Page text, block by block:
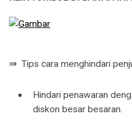
⇛ Tips cara menghindari
Hindari penawaran
diskon besar besaran.